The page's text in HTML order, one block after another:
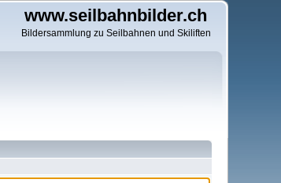
www.seilbahnbilder.ch
Bildersammlung zu Seilbahnen und Skiliften